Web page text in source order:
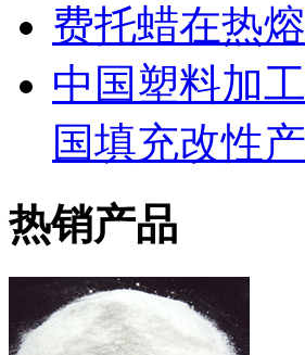
费托蜡在热
中国塑料加
国填充改性
热销产品